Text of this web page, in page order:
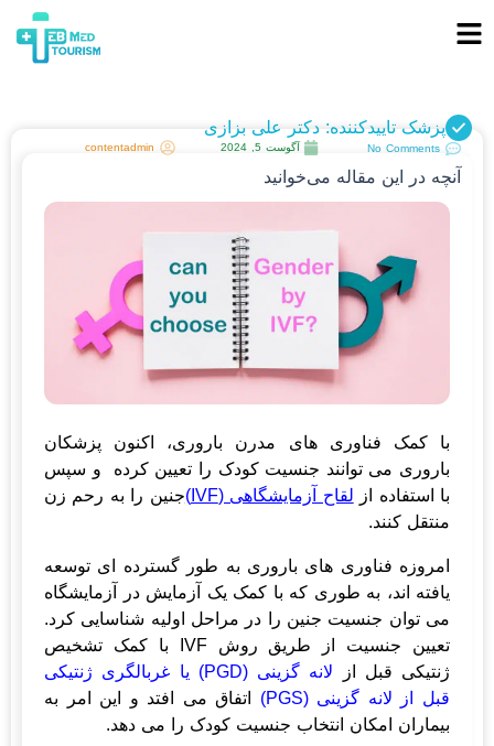
پزشک تاییدکننده: دکتر علی بزازی
No Comments آگوست 5, 2024 contentadmin
آنچه در این مقاله می‌خوانید
با کمک فناوری های مدرن باروری، اکنون پزشکان
باروری می توانند جنسیت کودک را تعیین کرده و سپس
با استفاده از لقاح آزمایشگاهی (IVF)
جنین را به رحم زن
منتقل کنند.
امروزه فناوری های باروری به طور گسترده ای توسعه
یافته اند، به طوری که با کمک یک آزمایش در آزمایشگاه
می توان جنسیت جنین را در مراحل اولیه شناسایی کرد.
تعیین جنسیت از طریق روش IVF با کمک تشخیص
ژنتیکی قبل از
لانه گزینی (PGD) یا غربالگری ژنتیکی
قبل از لانه گزینی (PGS)
اتفاق می افتد و این امر به
بیماران امکان انتخاب جنسیت کودک را می دهد.